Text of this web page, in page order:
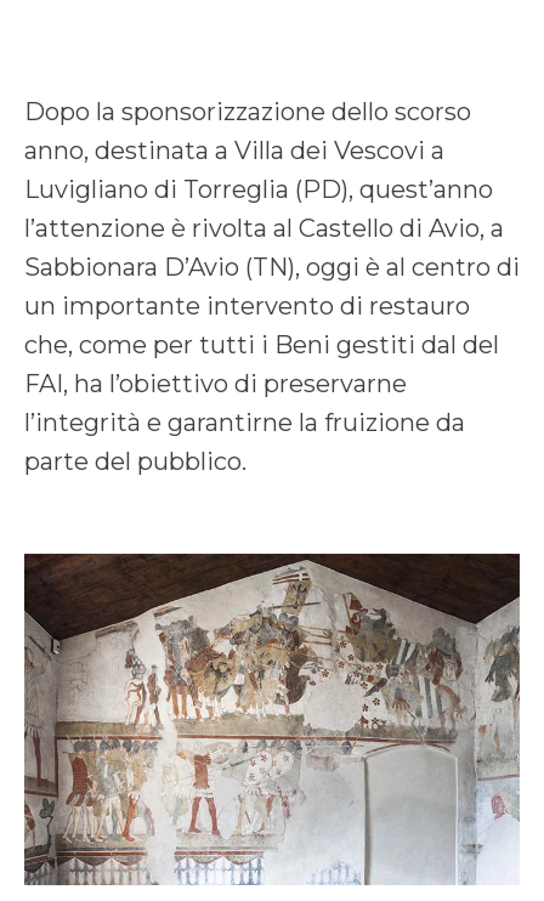
Dopo la sponsorizzazione dello scorso
anno, destinata a Villa dei Vescovi a
Luvigliano di Torreglia (PD), quest’anno
l’attenzione è rivolta al Castello di Avio, a
Sabbionara D’Avio (TN), oggi è al centro di
un importante intervento di restauro
che, come per tutti i Beni gestiti dal del
FAI, ha l’obiettivo di preservarne
l’integrità e garantirne la fruizione da
parte del pubblico.